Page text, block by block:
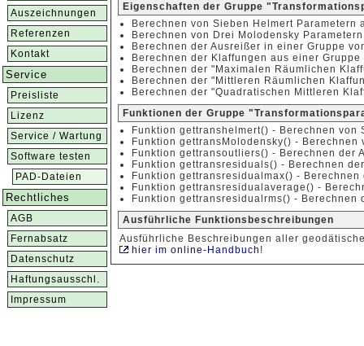
Auszeichnungen
Referenzen
Kontakt
Service
Preisliste
Lizenz
Service / Wartung
Software testen
PAD-Dateien
Rechtliches
AGB
Fernabsatz
Datenschutz
Haftungsausschl.
Impressum
Eigenschaften der Gruppe
Berechnen von Sieben Helmert Parametern
Berechnen von Drei Molodensky
Berechnen der Ausreißer in einer Gruppe
Berechnen der Klaffungen aus einer
Berechnen der "Maximalen Räumlichen
Berechnen der "Mittleren Räumlichen
Berechnen der "Quadratischen Mittleren
Funktionen der Gruppe
Funktion gettranshelmert() - Berechnen von
Funktion gettransMolodensky() -
Funktion gettransoutliers() - Berechnen der
Funktion gettransresiduals() - Berechnen
Funktion gettransresidualmax() -
Funktion gettransresidualaverage() -
Funktion gettransresidualrms() -
Ausführliche Funktionsbeschreibungen
Ausführliche Beschreibungen aller
hier im online-Handbuch !